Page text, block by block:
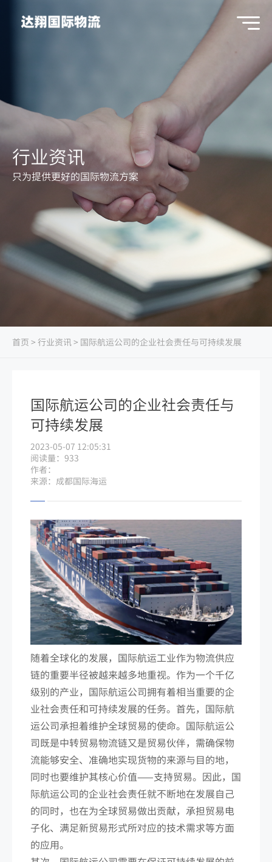
行业资讯
只为提供更好的国际物流方案
首页 > 行业资讯> 国际航运公司的企业社会责任与可持续发展
国际航运公司的企业社会责任与
可持续发展
2023-05-07 12:05:31
阅读量：933
作者：
来源：成都国际海运
随着全球化的发展，国际航运工业作为物流供应
链的重要半径被越来越多地重视。作为一个千亿
级别的产业，国际航运公司拥有着相当重要的企
业社会责任和可持续发展的任务。首先，国际航
运公司承担着维护全球贸易的使命。国际航运公
司既是中转贸易物流链又是贸易伙伴，需确保物
流能够安全、准确地实现货物的来源与目的地，
同时也要维护其核心价值——支持贸易。因此，国
际航运公司的企业社会责任就不断地在发展自己
的同时，也在为全球贸易做出贡献，承担贸易电
子化、满足新贸易形式所对应的技术需求等方面
的应用。